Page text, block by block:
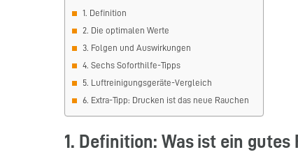
1. Definition
2. Die optimalen Werte
3. Folgen und Auswirkungen
4. Sechs Soforthilfe-Tipps
5. Luftreinigungsgeräte-Vergleich
6. Extra-Tipp: Drucken ist das neue Rauchen
1. Definition: Was ist ein